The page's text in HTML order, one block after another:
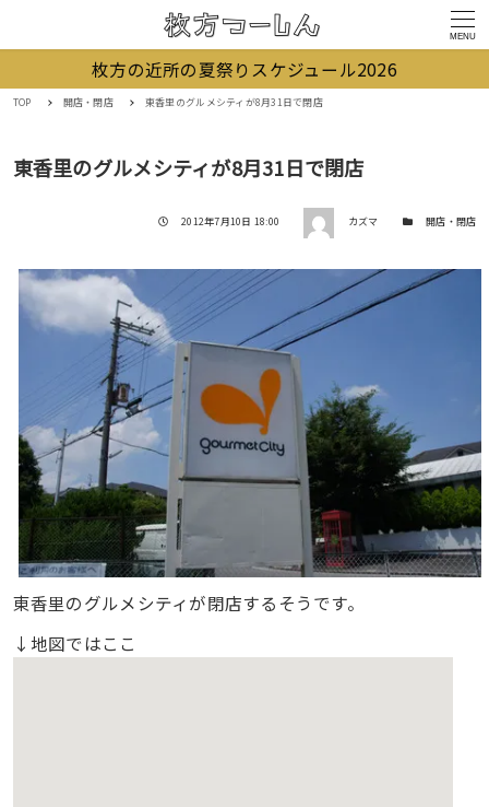
MENU
枚方の近所の夏祭りスケジュール2026
TOP 開店・閉店 東香里のグルメシティが8月31日で閉店
東香里のグルメシティが8月31日で閉店
投稿日
2012年7月10日 18:00 著者 カズマ カテゴリー開店・閉店
東香里のグルメシティが閉店するそうです。
↓地図ではここ